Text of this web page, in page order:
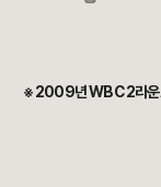
※ 2009년 WBC 2라운